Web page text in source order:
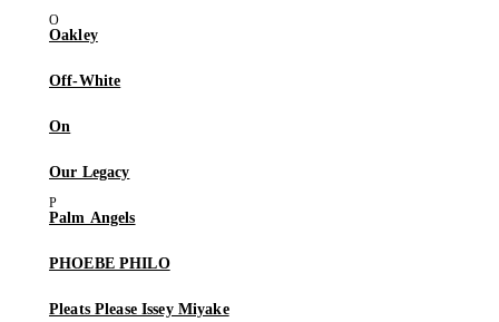
Oakley
Off-White
On
Our Legacy
Palm Angels
PHOEBE PHILO
Pleats Please Issey Miyake